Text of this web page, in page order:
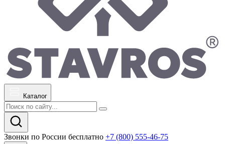
Каталог
Звонки по России бесплатно +7 (800) 555-46-75